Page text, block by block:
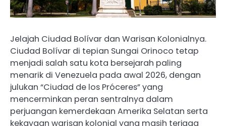
Jelajah Ciudad Bolívar dan Warisan Kolonialnya.
Ciudad Bolívar di tepian Sungai Orinoco tetap
menjadi salah satu kota bersejarah paling
menarik di Venezuela pada awal 2026, dengan
julukan “Ciudad de los Próceres” yang
mencerminkan peran sentralnya dalam
perjuangan kemerdekaan Amerika Selatan serta
kekayaan warisan kolonial yang masih terjaga